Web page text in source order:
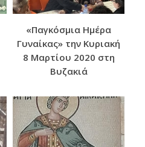
«Παγκόσμια Ημέρα
Γυναίκας» την Κυριακή
8 Μαρτίου 2020 στη
Βυζακιά